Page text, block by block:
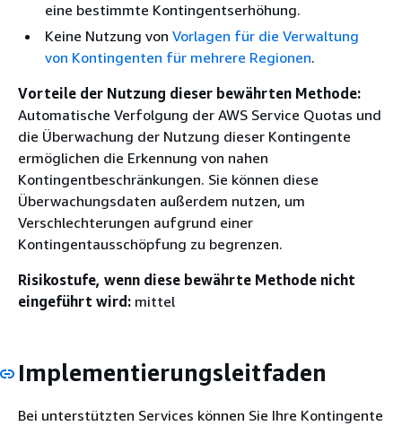
eine bestimmte Kontingentserhöhung.
Keine Nutzung von Vorlagen für die Verwaltung
von Kontingenten für mehrere Regionen.
Vorteile der Nutzung dieser bewährten Methode:
Automatische Verfolgung der AWS Service Quotas und
die Überwachung der Nutzung dieser Kontingente
ermöglichen die Erkennung von nahen
Kontingentbeschränkungen. Sie können diese
Überwachungsdaten außerdem nutzen, um
Verschlechterungen aufgrund einer
Kontingentausschöpfung zu begrenzen.
Risikostufe, wenn diese bewährte Methode nicht
eingeführt wird: mittel
Implementierungsleitfaden
Bei unterstützten Services können Sie Ihre Kontingente